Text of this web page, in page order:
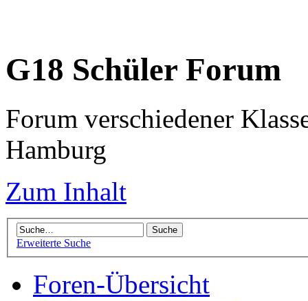
G18 Schüler Forum
Forum verschiedener
Hamburg
Zum Inhalt
Erweiterte Suche
Foren-Übersicht